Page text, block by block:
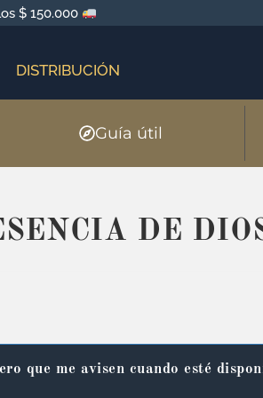
$ 150.000
DISTRIBUCIÓN
Guía útil
DE
que me avisen cuando esté